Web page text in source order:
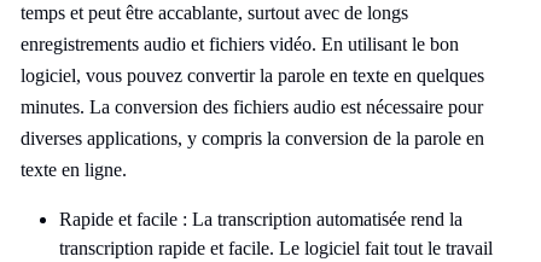
temps et peut être accablante, surtout avec de longs
enregistrements audio et fichiers vidéo. En utilisant le bon
logiciel, vous pouvez convertir la parole en texte en quelques
minutes. La conversion des fichiers audio est nécessaire pour
diverses applications, y compris la conversion de la parole en
texte en ligne.
Rapide et facile : La transcription automatisée rend la
transcription rapide et facile. Le logiciel fait tout le travail